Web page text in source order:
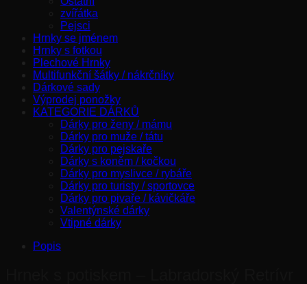
zvířátka
Pejsci
Hrnky se jménem
Hrnky s fotkou
Plechové Hrnky
Multifunkční šátky / nákrčníky
Dárkové sady
Výprodej ponožky
KATEGORIE DÁRKŮ
Dárky pro ženy / mámu
Dárky pro muže / tátu
Dárky pro pejskaře
Dárky s koněm / kočkou
Dárky pro myslivce / rybáře
Dárky pro turisty / sportovce
Dárky pro pivaře / kávičkáře
Valentýnské dárky
Vtipné dárky
Popis